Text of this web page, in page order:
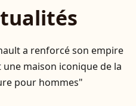
a renforcé son empire
maison iconique de la
pour hommes"